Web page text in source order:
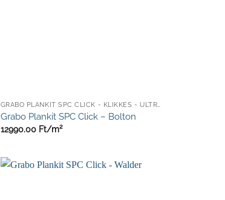
Grabo Plankit SPC Click – Bolton
12990.00 Ft/m²